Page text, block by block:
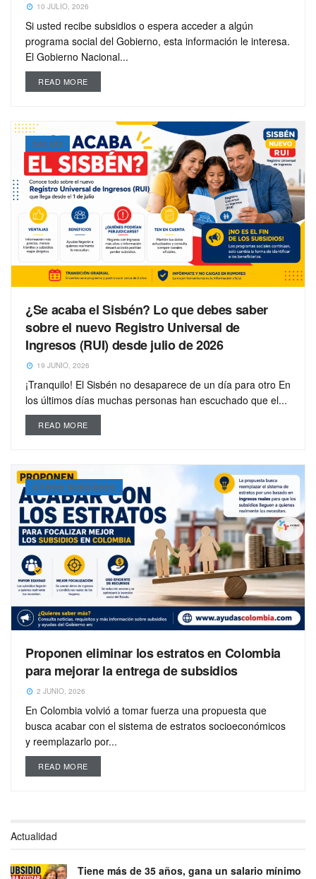
10 JULIO, 2026
Si usted recibe subsidios o espera acceder a algún
programa social del Gobierno, esta información le interesa.
El Gobierno Nacional...
READ MORE
SALUD
¿Se acaba el Sisbén? Lo que debes saber
sobre el nuevo Registro Universal de
Ingresos (RUI) desde julio de 2026
19 JUNIO, 2026
¡Tranquilo! El Sisbén no desaparece de un día para otro En
los últimos días muchas personas han escuchado que el...
READ MORE
OTROS SUBSIDIOS
Proponen eliminar los estratos en Colombia
para mejorar la entrega de subsidios
2 JUNIO, 2026
En Colombia volvió a tomar fuerza una propuesta que
busca acabar con el sistema de estratos socioeconómicos
y reemplazarlo por...
READ MORE
Actualidad
Tiene más de 35 años, gana un salario mínimo